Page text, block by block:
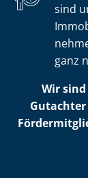
sind
ganz
Wir